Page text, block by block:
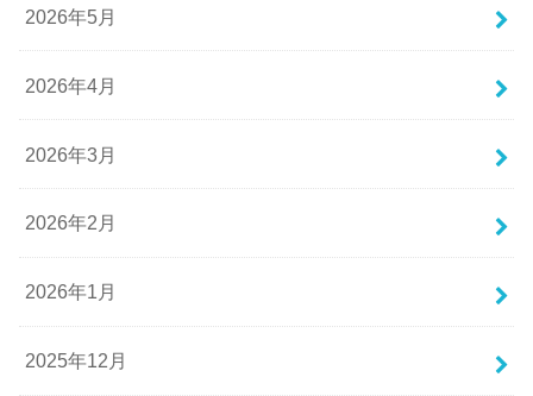
2026年5月
2026年4月
2026年3月
2026年2月
2026年1月
2025年12月